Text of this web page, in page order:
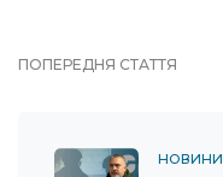
ПОПЕРЕДНЯ СТАТТЯ
НОВИНИ